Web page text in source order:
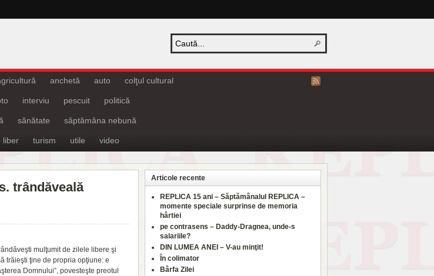
anchetă auto colţul cultural
interviu pescuit politică
sănătate săptămâna nebună
liber turism utile video
trândăveală
mulţumit de zilele libere şi
trăieşti ţine de propria opţiune: e
Domnului”, povesteşte preotul
Articole recente
REPLICA 15 ani – Săptămânalul REPLICA –
momente speciale surprinse de memoria
hârtiei
pe contrasens – Daddy-Dragnea, unde-s
salariile?
DIN LUMEA ANEI – V-au minţit!
În colimator
Bârfa Zilei